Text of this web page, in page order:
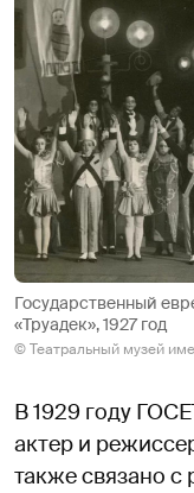
Государственный
«Труадек», 1927 год
© Театральный музей
В 1929 году
актер и
также связано с